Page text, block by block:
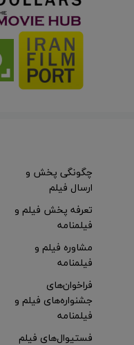
چگونگی پخش و
ارسال فیلم
تعرفه پخش فیلم و
فیلمنامه
مشاوره فیلم و
فیلمنامه
فراخوان‌های
جشنواره‌های فیلم و
فیلمنامه
فستیوال‌های فیلم